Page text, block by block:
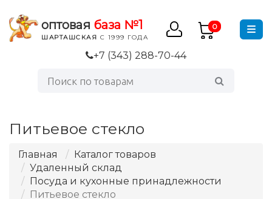
оптовая база №1
ШАРТАШСКАЯ С 1999 ГОДА
0
+7 (343) 288-70-44
Питьевое стекло
Главная
Каталог товаров
Удаленный склад
Посуда и кухонные принадлежности
Питьевое стекло